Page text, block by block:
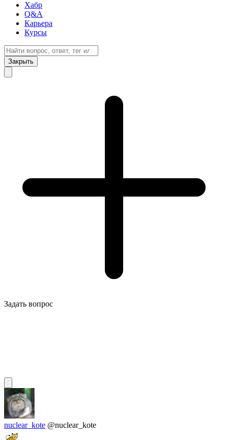
Хабр
Q&A
Карьера
Курсы
Закрыть
Задать вопрос
nuclear_kote @nuclear_kote